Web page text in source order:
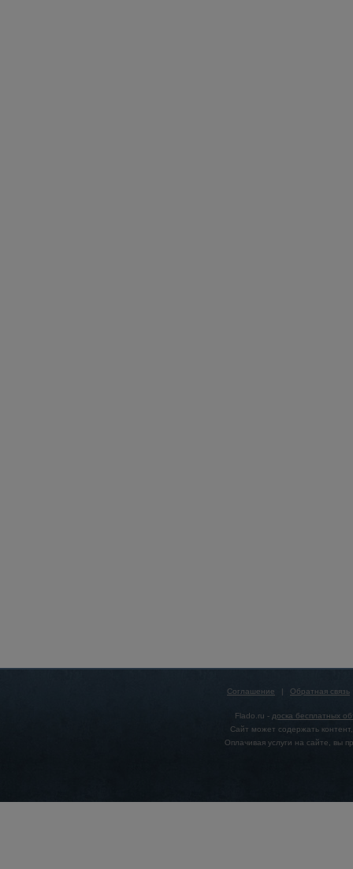
Соглашение | Обратная связь
Flado.ru - доска бесплатных
Сайт может содержать
Оплачивая услуги на сайте, вы